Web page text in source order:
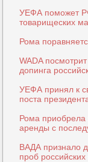
УЕФА поможет
товарищеских
Рома
WADA
допинга
УЕФА принял к
поста
Рома приобрела
аренды с
ВАДА признало
проб